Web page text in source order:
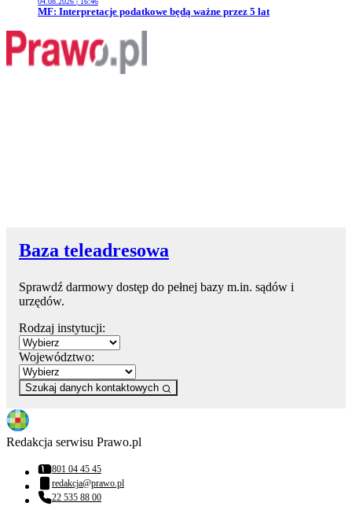
Przejdź do artykułu:
MF: Interpretacje podatkowe będą ważne przez 5 lat
Baza teleadresowa
Sprawdź darmowy dostęp do pełnej bazy m.in. sądów i
urzędów.
Rodzaj instytucji:
Województwo:
Szukaj danych kontaktowych
Redakcja serwisu Prawo.pl
Numer telefonu:
801 04 45 45
Adres email:
redakcja@prawo.pl
Numer telefonu:
22 535 88 00